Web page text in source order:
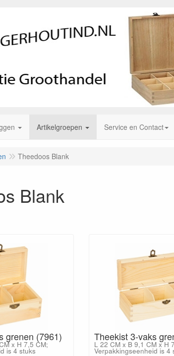
Artikelgroepen Service en Contact
Theedoos Blank
Blank
grenen (7961)
x H 7,5 CM;
is 4 stuks
Theekist 3-vaks
L 22 CM x B 9,1 CM x H
Verpakkingseenheid is 4